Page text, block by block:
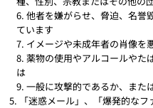
他者を嫌がらせ、脅迫、名誉
ています
イメージや未成年者の肖像を
薬物の使用やアルコールやた
は
一般に攻撃的であるか、また
「迷惑メール」、「爆発的な